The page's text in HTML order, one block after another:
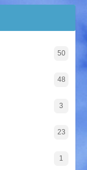
50
48
3
23
1